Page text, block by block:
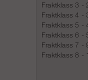
Fraktklass 3 -
Fraktklass 4 -
Fraktklass 5 -
Fraktklass 6 -
Fraktklass 7 -
Fraktklass 8 -